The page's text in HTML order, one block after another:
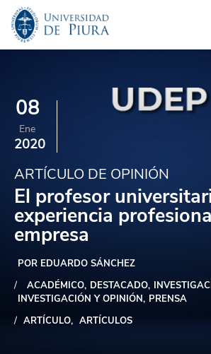
08
Ene
2020
ARTÍCULO DE OPINIÓN
El profesor
experiencia
empresa
POR EDUARDO SÁNCHEZ
ACADÉMICO DESTACADO
INVESTIGACIÓN Y OPINIÓN PRENSA
ARTÍCULO
ARTÍCULOS